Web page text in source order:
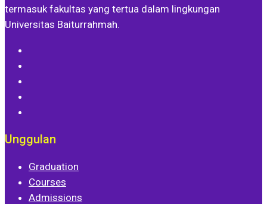
termasuk fakultas yang tertua dalam lingkungan
Universitas Baiturrahmah.
Unggulan
Graduation
Courses
Admissions